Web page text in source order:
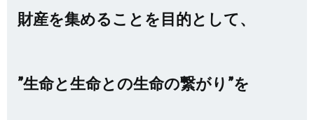
財産を集めることを目的として、
”生命と生命との生命の繋がり”を